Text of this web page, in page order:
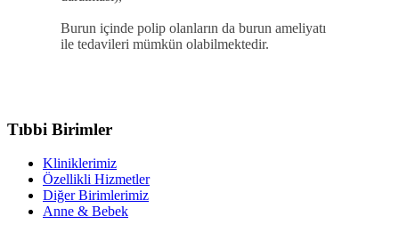
Burun içinde polip olanların da burun ameliyatı
ile tedavileri mümkün olabilmektedir.
Tıbbi Birimler
Kliniklerimiz
Özellikli Hizmetler
Diğer Birimlerimiz
Anne & Bebek